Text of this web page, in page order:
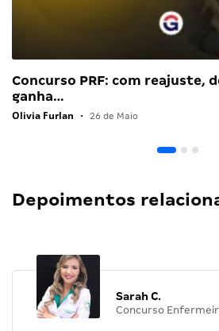
Concurso PRF: com reajuste,
ganha…
Olivia Furlan • 26 de Maio
Depoimentos
Sarah C.
Concurso